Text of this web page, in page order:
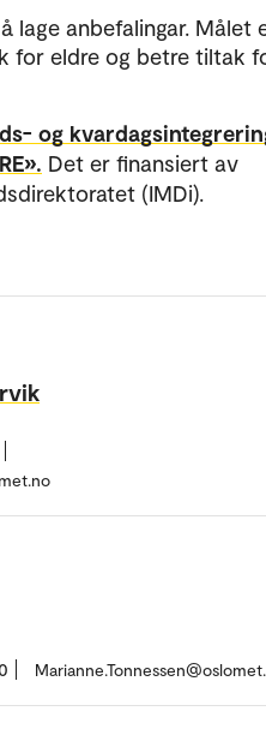
lage anbefalingar. Målet
for eldre og betre tiltak
og
Det er finansiert av
(IMDi).